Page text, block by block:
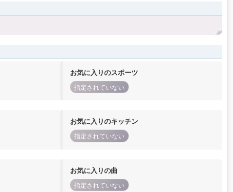
お気に入りのスポーツ
指定されていない
お気に入りのキッチン
指定されていない
お気に入りの曲
指定されていない